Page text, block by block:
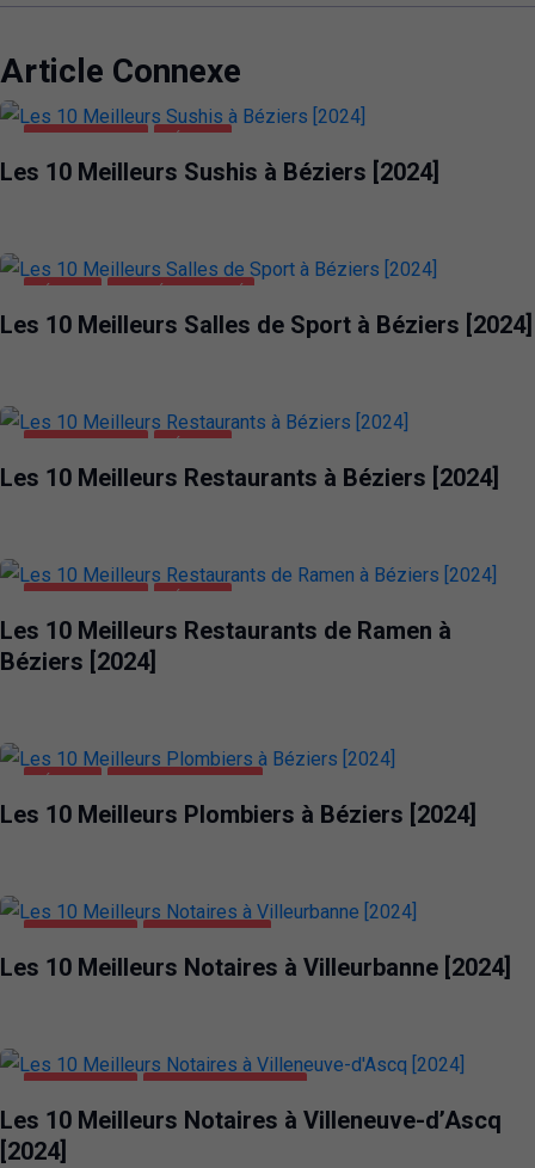
Article Connexe
Les 10 Meilleurs Sushis à Béziers [2024]
Les 10 Meilleurs Salles de Sport à Béziers [2024]
Les 10 Meilleurs Restaurants à Béziers [2024]
Les 10 Meilleurs Restaurants de Ramen à
Béziers [2024]
Les 10 Meilleurs Plombiers à Béziers [2024]
Les 10 Meilleurs Notaires à Villeurbanne [2024]
Les 10 Meilleurs Notaires à Villeneuve-d’Ascq
[2024]